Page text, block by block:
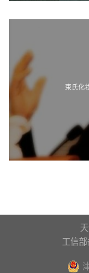
束氏化
工信